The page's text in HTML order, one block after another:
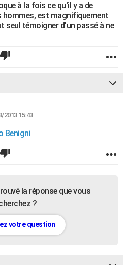
à la fois ce qu'il y a de
hommes, est magnifiquement
seul témoigner d'un passé à ne
15:43
Benigni
la réponse que vous
?
votre question